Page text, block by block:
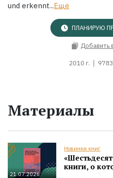
und erkennt...Ещё
ПЛАНИРУЮ
Добавить
2010 г.
Материалы
21.07.2026
Новинки книг
книги, о